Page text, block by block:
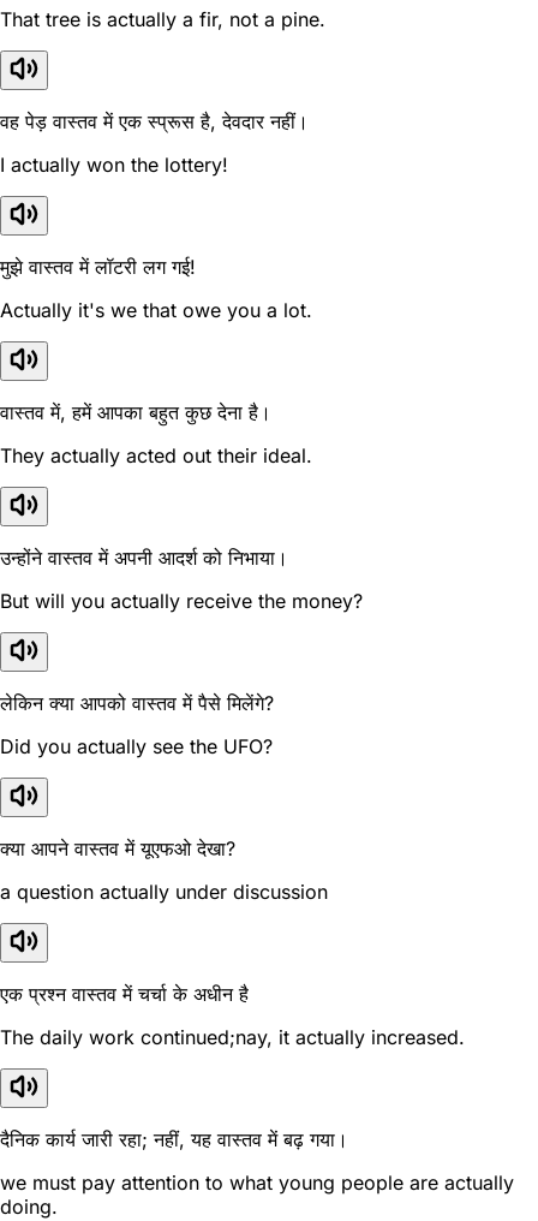
That tree is actually a fir, not a pine.
वह पेड़ वास्तव में एक स्प्रूस है, देवदार नहीं।
I actually won the lottery!
मुझे वास्तव में लॉटरी लग गई!
Actually it's we that owe you a lot.
वास्तव में, हमें आपका बहुत कुछ देना है।
They actually acted out their ideal.
उन्होंने वास्तव में अपनी आदर्श को निभाया।
But will you actually receive the money?
लेकिन क्या आपको वास्तव में पैसे मिलेंगे?
Did you actually see the UFO?
क्या आपने वास्तव में यूएफओ देखा?
a question actually under discussion
एक प्रश्न वास्तव में चर्चा के अधीन है
The daily work continued;nay, it actually increased.
दैनिक कार्य जारी रहा; नहीं, यह वास्तव में बढ़ गया।
we must pay attention to what young people are actually
doing.